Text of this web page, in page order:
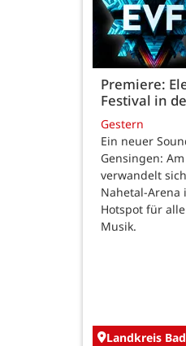
Premiere:
Festival in
Gestern
Ein neuer
Gensingen:
verwandelt
Nahetal-Arena
Hotspot für
Musik.
Landkreis